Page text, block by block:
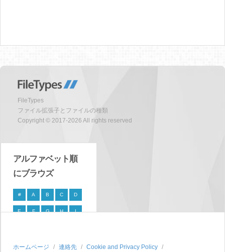
FileTypes
ファイル拡張子とファイルの種類
Copyright © 2017-2026 All rights reserved
アルファベット順
にブラウズ
# A B C D
E F G H I
P Q R S
ホームページ 連絡先 Cookie and Privacy Policy